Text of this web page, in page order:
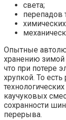
света;
перепадов
Опытные
хранению зимой
что при потере
хрупкой. То
каучуковых
сохранности
перерыва.